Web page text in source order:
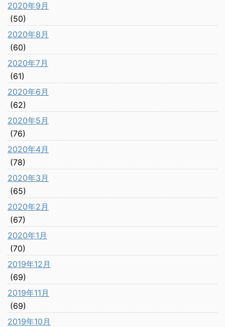
2020年9月
(50)
2020年8月
(60)
2020年7月
(61)
2020年6月
(62)
2020年5月
(76)
2020年4月
(78)
2020年3月
(65)
2020年2月
(67)
2020年1月
(70)
2019年12月
(69)
2019年11月
(69)
2019年10月